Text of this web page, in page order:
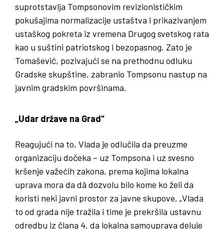
suprotstavlja Tompsonovim revizionističkim
pokušajima normalizacije ustaštva i prikazivanjem
ustaškog pokreta iz vremena Drugog svetskog rata
kao u suštini patriotskog i bezopasnog. Zato je
Tomašević, pozivajući se na prethodnu odluku
Gradske skupštine, zabranio Tompsonu nastup na
javnim gradskim površinama.
„Udar države na Grad“
Reagujući na to, Vlada je odlučila da preuzme
organizaciju dočeka – uz Tompsona i uz svesno
kršenje važećih zakona, prema kojima lokalna
uprava mora da dâ dozvolu bilo kome ko želi da
koristi neki javni prostor za javne skupove. „Vlada
to od grada nije tražila i time je prekršila ustavnu
odredbu iz člana 4. da lokalna samouprava deluje